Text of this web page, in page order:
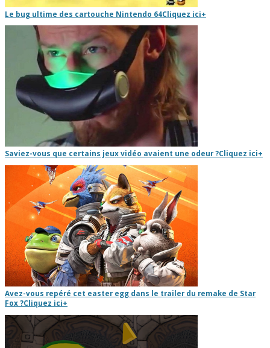
Le bug ultime des cartouche Nintendo 64Cliquez ici+
Saviez-vous que certains jeux vidéo avaient une odeur ?Cliquez ici+
Avez-vous repéré cet easter egg dans le trailer du remake de Star
Fox ?Cliquez ici+